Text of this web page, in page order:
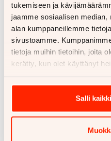
tukemiseen ja
jaamme sosiaalisen
alan kumppaneillemme
sivustoamme.
tietoja muihin tietoihin, joita
kerätty, kun olet käyttänyt
Salli
Samankaltaisia
Katso kaikki